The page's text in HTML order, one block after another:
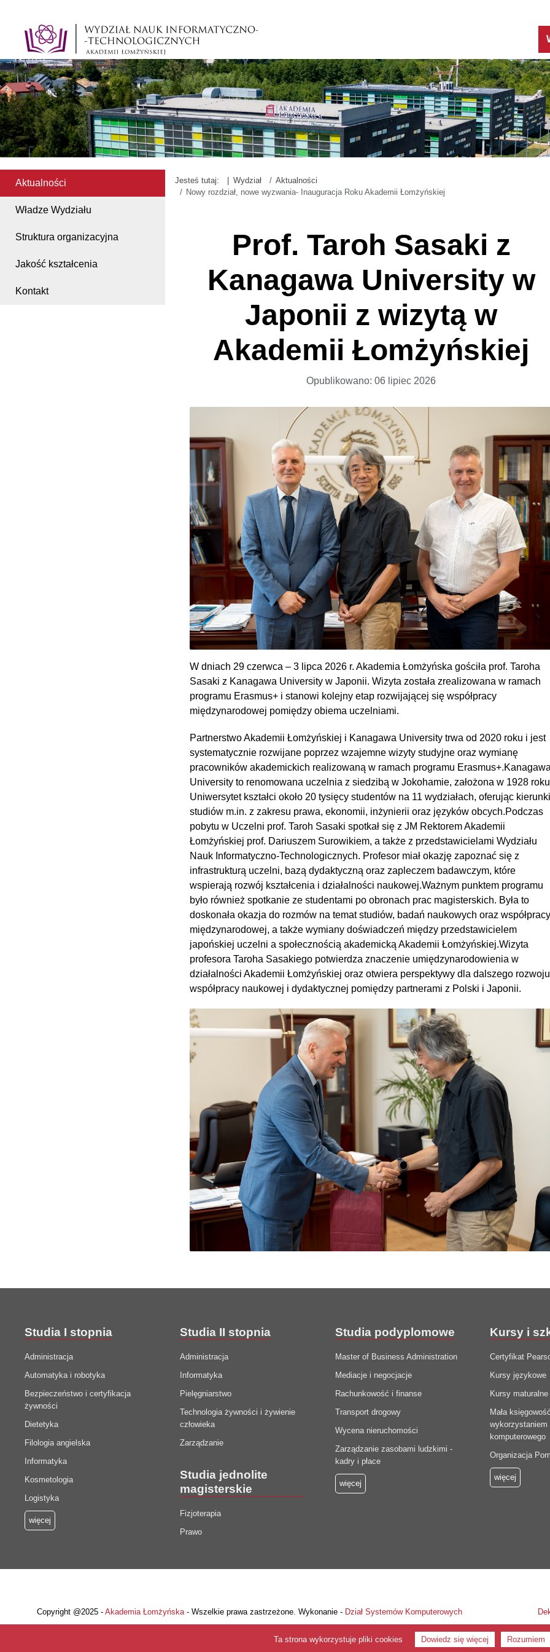
Aktualności
Władze Wydziału
Struktura organizacyjna
Jakość kształcenia
Kontakt
Jesteś tutaj: Wydział
Aktualności
Nowy rozdział, nowe wyzwania- Inauguracja Roku Akademii Łomżyńskiej
Prof. Taroh Sasaki z
Kanagawa University w
Japonii z wizytą w
Akademii Łomżyńskiej
Opublikowano: 06 lipiec 2026
W dniach 29 czerwca – 3 lipca 2026 r. Akademia Łomżyńska gościła prof. Taroha
Sasaki z Kanagawa University w Japonii. Wizyta została zrealizowana w ramach
programu Erasmus+ i stanowi kolejny etap rozwijającej się współpracy
międzynarodowej pomiędzy obiema uczelniami.
Partnerstwo Akademii Łomżyńskiej i Kanagawa University trwa od 2020 roku i jest
systematycznie rozwijane poprzez wzajemne wizyty studyjne oraz wymianę
pracowników akademickich realizowaną w ramach programu
University to renomowana uczelnia z siedzibą w Jokohamie, założona w 1928
Uniwersytet kształci około 20 tysięcy studentów na 11 wydziałach, oferując kierunki
studiów m.in. z zakresu prawa, ekonomii, inżynierii oraz języków obcych.Podczas
pobytu w Uczelni prof. Taroh Sasaki spotkał się z JM Rektorem Akademii
Łomżyńskiej prof. Dariuszem Surowikiem, a także z przedstawicielami Wydziału
Nauk Informatyczno-Technologicznych. Profesor miał okazję zapoznać się z
infrastrukturą uczelni, bazą dydaktyczną oraz zapleczem badawczym, które
wspierają rozwój kształcenia i działalności naukowej.Ważnym punktem programu
było również spotkanie ze studentami po obronach prac magisterskich. Była to
doskonała okazja do rozmów na temat studiów, badań naukowych oraz współpracy
międzynarodowej, a także wymiany doświadczeń między przedstawicielem
japońskiej uczelni a społecznością akademicką Akademii Łomżyńskiej.Wizyta
profesora Taroha Sasakiego potwierdza znaczenie umiędzynarodowienia w
działalności Akademii Łomżyńskiej oraz otwiera perspektywy dla dalszego rozwoju
współpracy naukowej i dydaktycznej pomiędzy partnerami z Polski i Japonii.
Studia I stopnia
Administracja
Automatyka i robotyka
Bezpieczeństwo i certyfikacja
żywności
Dietetyka
Filologia angielska
Informatyka
Kosmetologia
Logistyka
więcej
Studia II stopnia
Administracja
Informatyka
Pielęgniarstwo
Technologia żywności i żywienie
człowieka
Zarządzanie
Studia jednolite
magisterskie
Fizjoterapia
Prawo
Studia podyplomowe
Master of Business Administration
Mediacje i negocjacje
Rachunkowość i finanse
Transport drogowy
Wycena nieruchomości
Zarządzanie zasobami ludzkimi -
kadry i płace
więcej
Kursy i
Certyfikat
Kursy językowe
Kursy maturalne
Mała
wykorzystaniem
komputerowego
Organizacja
więcej
Copyright @2025 - Akademia Łomżyńska - Wszelkie prawa zastrzeżone. Wykonanie - Dział Systemów Komputerowych
Ta strona wykorzystuje pliki cookies Dowiedz się więcej Rozumiem